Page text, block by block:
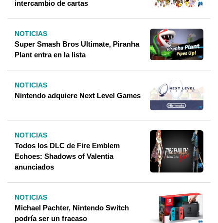
intercambio de cartas
NOTICIAS
Super Smash Bros Ultimate, Piranha
Plant entra en la lista
NOTICIAS
Nintendo adquiere Next Level Games
NOTICIAS
Todos los DLC de Fire Emblem
Echoes: Shadows of Valentia
anunciados
NOTICIAS
Michael Pachter, Nintendo Switch
podría ser un fracaso